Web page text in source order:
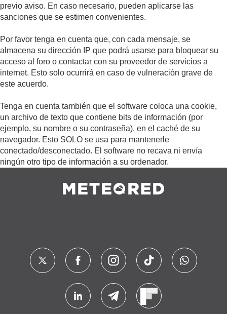
previo aviso. En caso necesario, pueden aplicarse las
sanciones que se estimen convenientes.
Por favor tenga en cuenta que, con cada mensaje, se
almacena su dirección IP que podrá usarse para bloquear su
acceso al foro o contactar con su proveedor de servicios a
internet. Esto solo ocurrirá en caso de vulneración grave de
este acuerdo.
Tenga en cuenta también que el software coloca una cookie,
un archivo de texto que contiene bits de información (por
ejemplo, su nombre o su contraseña), en el caché de su
navegador. Esto SOLO se usa para mantenerle
conectado/desconectado. El software no recava ni envía
ningún otro tipo de información a su ordenador.